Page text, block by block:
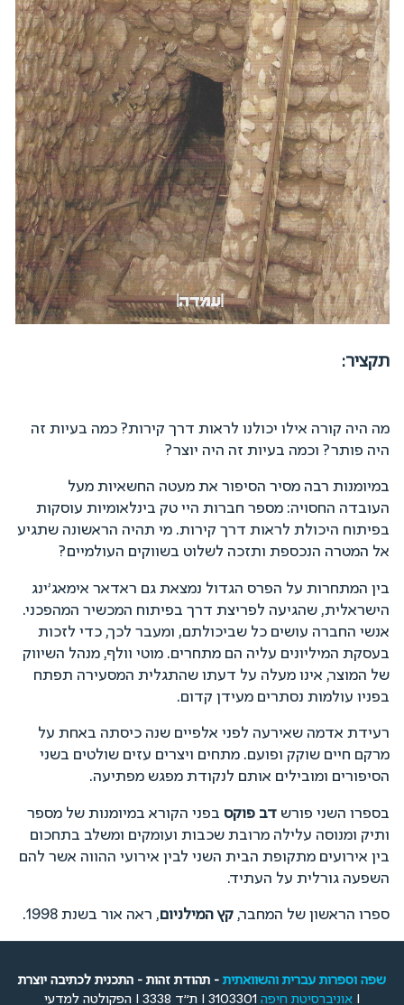
תקציר:
מה היה קורה אילו יכולנו לראות דרך קירות? כמה בעיות זה
היה פותר? וכמה בעיות זה היה יוצר?
במיומנות רבה מסיר הסיפור את מעטה החשאיות מעל
העובדה החסויה: מספר חברות היי טק בינלאומיות עוסקות
בפיתוח היכולת לראות דרך קירות. מי תהיה הראשונה שתגיע
אל המטרה הנכספת ותזכה לשלוט בשווקים העולמיים?
בין המתחרות על הפרס הגדול נמצאת גם ראדאר אימאג'ינג
הישראלית, שהגיעה לפריצת דרך בפיתוח המכשיר המהפכני.
אנשי החברה עושים כל שביכולתם, ומעבר לכך, כדי לזכות
בעסקת המיליונים עליה הם מתחרים. מוטי וולף, מנהל השיווק
של המוצר, אינו מעלה על דעתו שהתגלית המסעירה תפתח
בפניו עולמות נסתרים מעידן קדום.
רעידת אדמה שאירעה לפני אלפיים שנה כיסתה באחת על
מרקם חיים שוקק ופועם. מתחים ויצרים עזים שולטים בשני
הסיפורים ומובילים אותם לנקודת מפגש מפתיעה.
בספרו השני פורשדב פוקס בפני הקורא במיומנות של מספר
ותיק ומנוסה עלילה מרובת שכבות ועומקים ומשלב בתחכום
בין אירועים מתקופת הבית השני לבין אירועי ההווה אשר להם
השפעה גורלית על העתיד.
ספרו הראשון של המחבר,קץ המילניום, ראה אור בשנת 1998.
שפה וספרות עברית והשוואתית - תהודת זהות - התכנית לכתיבה יוצרת
I אוניברסיטת חיפה 3103301 I ת"ד 3338 I הפקולטה למדעי